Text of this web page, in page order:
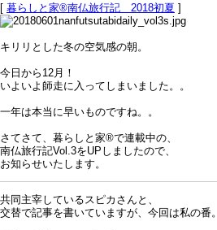
[ 暮らしと家®南仏旅行記＿2018初夏 ]
キリリとした冬の空気感の朝。
今日から12月！
いよいよ師走に入ってしまいました。。
一年は本当に早いものですね。。
さてさて、暮らしと家®で連載中の、
南仏旅行記Vol.3をUPしましたので、
お知らせいたします。
共同主宰しているスピカさんと、
交替で記事を書いていますが、今回は私の番。